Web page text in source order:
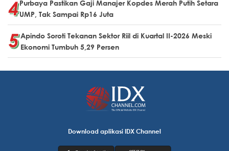
Purbaya Pastikan Gaji Manajer Kopdes Merah Putih Setara
UMP, Tak Sampai Rp16 Juta
Apindo Soroti Tekanan Sektor Riil di Kuartal II-2026 Meski
Ekonomi Tumbuh 5,29 Persen
Download aplikasi IDX Channel